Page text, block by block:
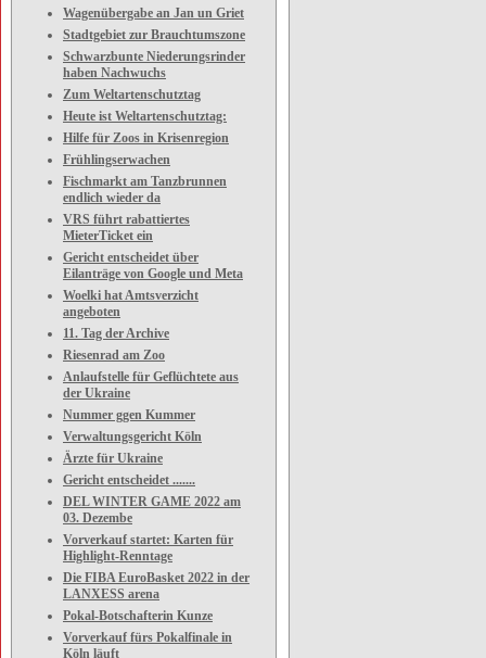
Wagenübergabe an Jan un Griet
Stadtgebiet zur Brauchtumszone
Schwarzbunte Niederungsrinder
haben Nachwuchs
Zum Weltartenschutztag
Heute ist Weltartenschutztag:
Hilfe für Zoos in Krisenregion
Frühlingserwachen
Fischmarkt am Tanzbrunnen
endlich wieder da
VRS führt rabattiertes
MieterTicket ein
Gericht entscheidet über
Eilanträge von Google und Meta
Woelki hat Amtsverzicht
angeboten
11. Tag der Archive
Riesenrad am Zoo
Anlaufstelle für Geflüchtete aus
der Ukraine
Nummer ggen Kummer
Verwaltungsgericht Köln
Ärzte für Ukraine
Gericht entscheidet .......
DEL WINTER GAME 2022 am
03. Dezembe
Vorverkauf startet: Karten für
Highlight-Renntage
Die FIBA EuroBasket 2022 in der
LANXESS arena
Pokal-Botschafterin Kunze
Vorverkauf fürs Pokalfinale in
Köln läuft